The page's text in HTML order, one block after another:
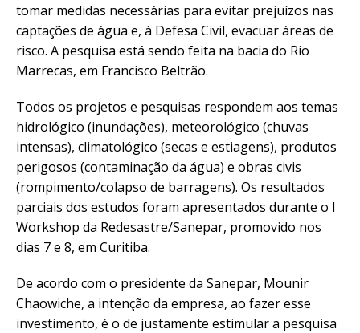
tomar medidas necessárias para evitar prejuízos nas
captações de água e, à Defesa Civil, evacuar áreas de
risco. A pesquisa está sendo feita na bacia do Rio
Marrecas, em Francisco Beltrão.
Todos os projetos e pesquisas respondem aos temas
hidrológico (inundações), meteorológico (chuvas
intensas), climatológico (secas e estiagens), produtos
perigosos (contaminação da água) e obras civis
(rompimento/colapso de barragens). Os resultados
parciais dos estudos foram apresentados durante o I
Workshop da Redesastre/Sanepar, promovido nos
dias 7 e 8, em Curitiba.
De acordo com o presidente da Sanepar, Mounir
Chaowiche, a intenção da empresa, ao fazer esse
investimento, é o de justamente estimular a pesquisa